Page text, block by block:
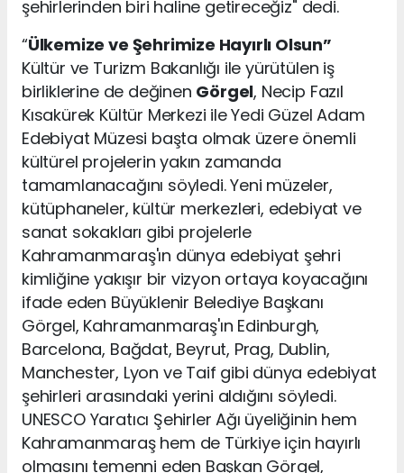
şehirlerinden biri haline getireceğiz" dedi.
“Ülkemize ve Şehrimize Hayırlı Olsun”
Kültür ve Turizm Bakanlığı ile yürütülen iş
birliklerine de değinen Görgel, Necip Fazıl
Kısakürek Kültür Merkezi ile Yedi Güzel Adam
Edebiyat Müzesi başta olmak üzere önemli
kültürel projelerin yakın zamanda
tamamlanacağını söyledi. Yeni müzeler,
kütüphaneler, kültür merkezleri, edebiyat ve
sanat sokakları gibi projelerle
Kahramanmaraş'ın dünya edebiyat şehri
kimliğine yakışır bir vizyon ortaya koyacağını
ifade eden Büyüklenir Belediye Başkanı
Görgel, Kahramanmaraş'ın Edinburgh,
Barcelona, Bağdat, Beyrut, Prag, Dublin,
Manchester, Lyon ve Taif gibi dünya edebiyat
şehirleri arasındaki yerini aldığını söyledi.
UNESCO Yaratıcı Şehirler Ağı üyeliğinin hem
Kahramanmaraş hem de Türkiye için hayırlı
olmasını temenni eden Başkan Görgel,